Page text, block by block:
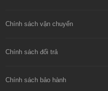
Chính sách vận chuyển
Chính sách đổi trả
Chính sách bảo hành